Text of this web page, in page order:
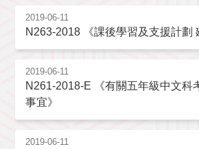
2019-06-11
N263-2018 《課後學習及支援計劃
2019-06-11
N261-2018-E 《有關五年級中文科
事宜》
2019-06-11